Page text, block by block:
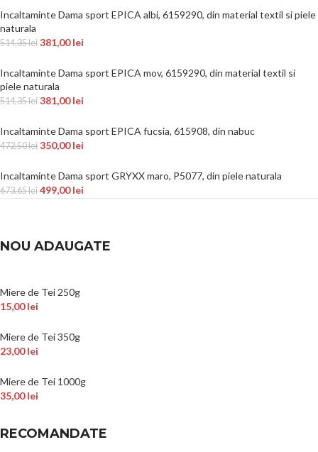
Incaltaminte Dama sport EPICA albi, 6159290, din material textil si piele
naturala
514,35lei 381,00lei
Incaltaminte Dama sport EPICA mov, 6159290, din material textil si
piele naturala
514,35lei 381,00lei
Incaltaminte Dama sport EPICA fucsia, 615908, din nabuc
472,50lei 350,00lei
Incaltaminte Dama sport GRYXX maro, P5077, din piele naturala
673,65lei 499,00lei
NOU ADAUGATE
Miere de Tei 250g
15,00lei
Miere de Tei 350g
23,00lei
Miere de Tei 1000g
35,00lei
RECOMANDATE